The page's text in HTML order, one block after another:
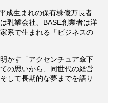
成生まれの保有株億万長者
乳業会社、BASE創業者は洋
系で生まれる「ビジネスの
かす「アクセンチュア傘下
の思いから、同世代の経営
して長期的な夢までを語り